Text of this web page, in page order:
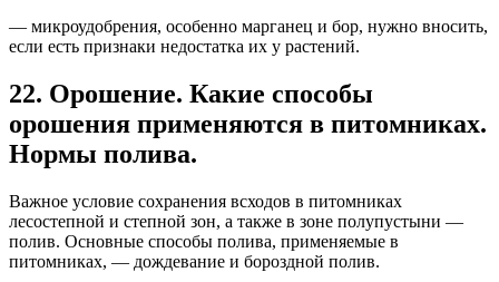
— микроудобрения, особенно марганец и бор, нужно вносить,
если есть признаки недостатка их у растений.
22. Орошение. Какие способы
орошения применяются в питомниках.
Нормы полива.
Важное условие сохранения всходов в питомниках
лесостепной и степной зон, а также в зоне полупустыни —
полив. Основные способы полива, применяемые в
питомниках, — дождевание и бороздной полив.